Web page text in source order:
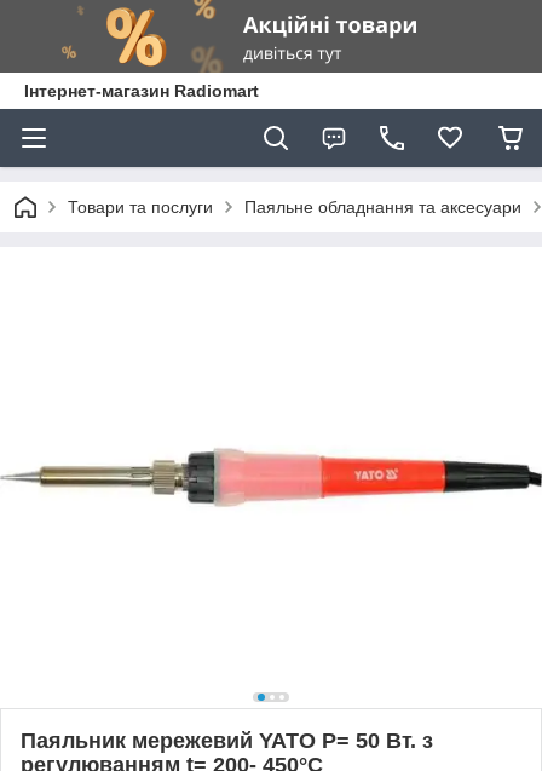
Інтернет-магазин Radiomart
Товари та послуги Паяльне обладнання та аксесуари
Паяльник мережевий YATO P= 50 Вт. з
регулюванням t= 200- 450°С